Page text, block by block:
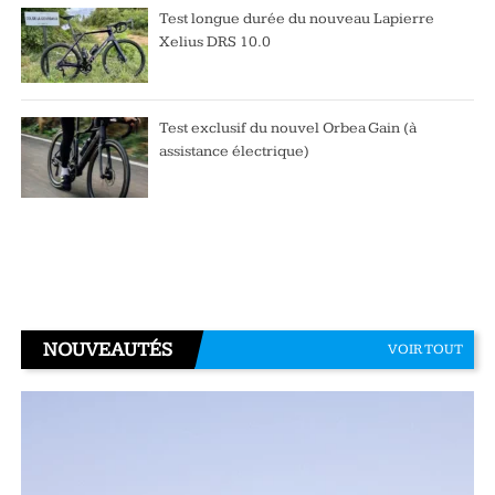
Test longue durée du nouveau Lapierre
Xelius DRS 10.0
Test exclusif du nouvel Orbea Gain (à
assistance électrique)
NOUVEAUTÉS VOIR TOUT